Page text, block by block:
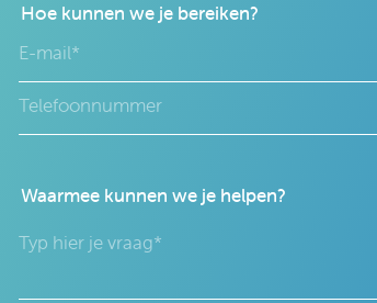
Hoe kunnen we je bereiken?
Waarmee kunnen we je helpen?